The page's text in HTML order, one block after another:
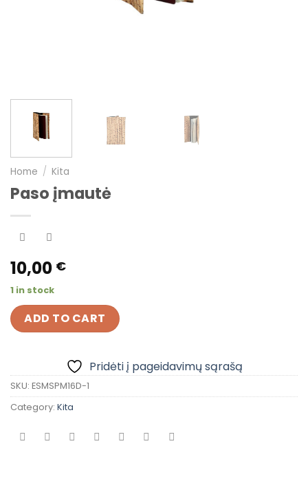
Home / Kita
Paso įmautė
10,00 €
1 in stock
ADD TO CART
Pridėti į pageidavimų sąrašą
SKU: ESMSPM16D-1
Category: Kita